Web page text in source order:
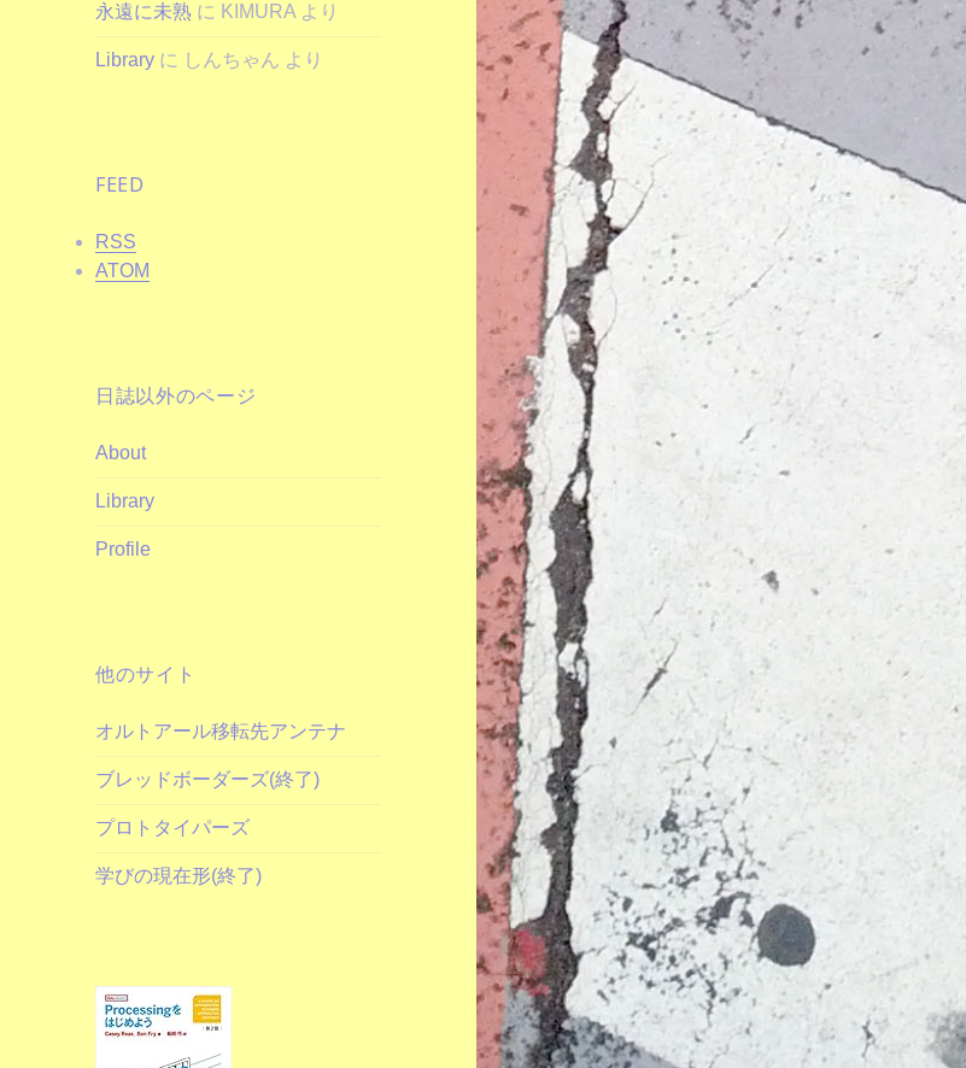
永遠に未熟 に KIMURA より
Library に しんちゃん より
FEED
RSS
ATOM
日誌以外のページ
About
Library
Profile
他のサイト
オルトアール移転先アンテナ
ブレッドボーダーズ(終了)
プロトタイパーズ
学びの現在形(終了)